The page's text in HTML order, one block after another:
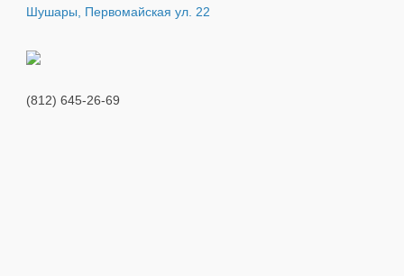
Шушары, Первомайская ул. 22
(812) 645-26-69